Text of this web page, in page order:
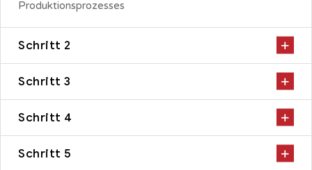
Produktionsprozesses
Schritt 2
Schritt 3
Schritt 4
Schritt 5